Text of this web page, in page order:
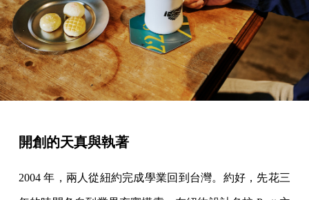
開創的天真與執著
2004 年，兩人從紐約完成學業回到台灣。約好，先花三